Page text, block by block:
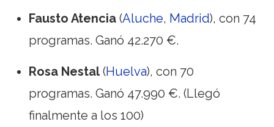
Fausto Atencia (Aluche, Madrid), con 74
programas. Ganó 42.270 €.
Rosa Nestal (Huelva), con 70
programas. Ganó 47.990 €. (Llegó
finalmente a los 100)